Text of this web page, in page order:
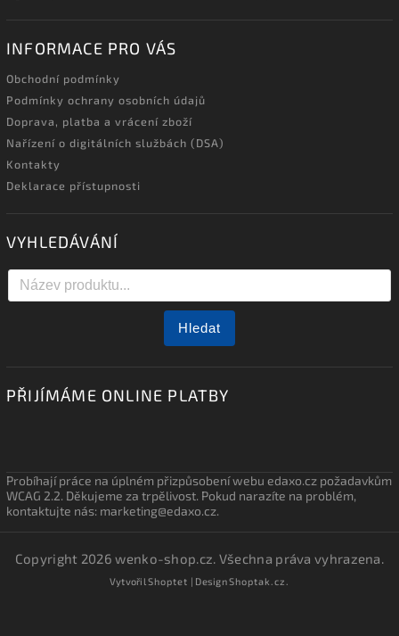
INFORMACE PRO VÁS
Obchodní podmínky
Podmínky ochrany osobních údajů
Doprava, platba a vrácení zboží
Nařízení o digitálních službách (DSA)
Kontakty
Deklarace přístupnosti
VYHLEDÁVÁNÍ
Hledat
PŘIJÍMÁME ONLINE PLATBY
Probíhají práce na úplném přizpůsobení webu edaxo.cz požadavkům
WCAG 2.2. Děkujeme za trpělivost. Pokud narazíte na problém,
kontaktujte nás: marketing@edaxo.cz.
Copyright 2026wenko-shop.cz. Všechna práva vyhrazena.
VytvořilShoptet | DesignShoptak.cz.